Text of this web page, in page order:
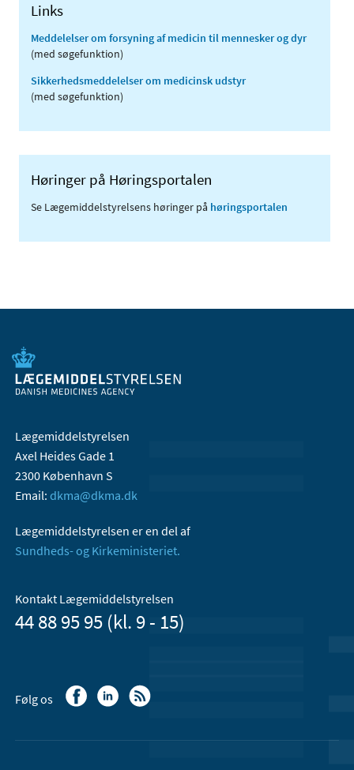
Links
Meddelelser om forsyning af medicin til mennesker og dyr
(med søgefunktion)
Sikkerhedsmeddelelser om medicinsk udstyr
(med søgefunktion)
Høringer på Høringsportalen
Se Lægemiddelstyrelsens høringer på høringsportalen
Lægemiddelstyrelsen
Axel Heides Gade 1
2300 København S
Email: dkma@dkma.dk
Lægemiddelstyrelsen er en del af
Sundheds- og Kirkeministeriet.
Kontakt Lægemiddelstyrelsen
44 88 95 95 (kl. 9 - 15)
Følg os